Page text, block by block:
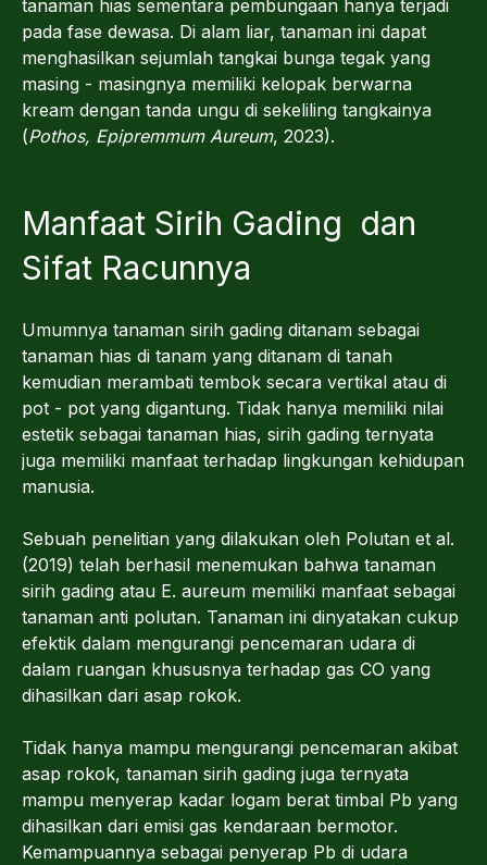
tanaman hias sementara pembungaan hanya terjadi
pada fase dewasa. Di alam liar, tanaman ini dapat
menghasilkan sejumlah tangkai bunga tegak yang
masing - masingnya memiliki kelopak berwarna
kream dengan tanda ungu di sekeliling tangkainya
(Pothos, Epipremmum Aureum, 2023).
Manfaat Sirih Gading dan
Sifat Racunnya
Umumnya tanaman sirih gading ditanam sebagai
tanaman hias di tanam yang ditanam di tanah
kemudian merambati tembok secara vertikal atau di
pot - pot yang digantung. Tidak hanya memiliki nilai
estetik sebagai tanaman hias, sirih gading ternyata
juga memiliki manfaat terhadap lingkungan kehidupan
manusia.
Sebuah penelitian yang dilakukan oleh Polutan et al.
(2019) telah berhasil menemukan bahwa tanaman
sirih gading atau E. aureum memiliki manfaat sebagai
tanaman anti polutan. Tanaman ini dinyatakan cukup
efektik dalam mengurangi pencemaran udara di
dalam ruangan khususnya terhadap gas CO yang
dihasilkan dari asap rokok.
Tidak hanya mampu mengurangi pencemaran akibat
asap rokok, tanaman sirih gading juga ternyata
mampu menyerap kadar logam berat timbal Pb yang
dihasilkan dari emisi gas kendaraan bermotor.
Kemampuannya sebagai penyerap Pb di udara